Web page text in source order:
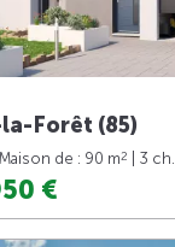
Forêt (85)
Maison de : 90 m2
| 3 ch.
€